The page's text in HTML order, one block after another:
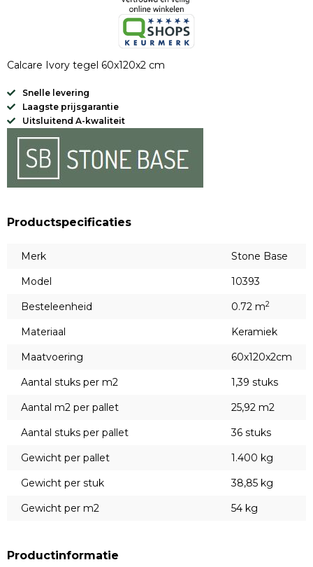
Calcare Ivory tegel 60x120x2 cm
Snelle levering
Laagste prijsgarantie
Uitsluitend A-kwaliteit
Productspecificaties
Merk
Stone Base
Model
10393
Besteleenheid
0.72 m2
Materiaal
Keramiek
Maatvoering
60x120x2cm
Aantal stuks per m2
1,39 stuks
Aantal m2 per pallet
25,92 m2
Aantal stuks per pallet
36 stuks
Gewicht per pallet
1.400 kg
Gewicht per stuk
38,85 kg
Gewicht per m2
54 kg
Productinformatie